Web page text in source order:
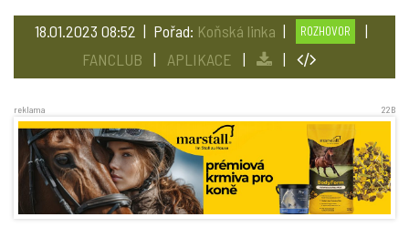
18.01.2023 08:52 | Pořad: Koňská linka | ROZHOVOR
|
FANCLUB | APLIKACE | |
reklama 22B